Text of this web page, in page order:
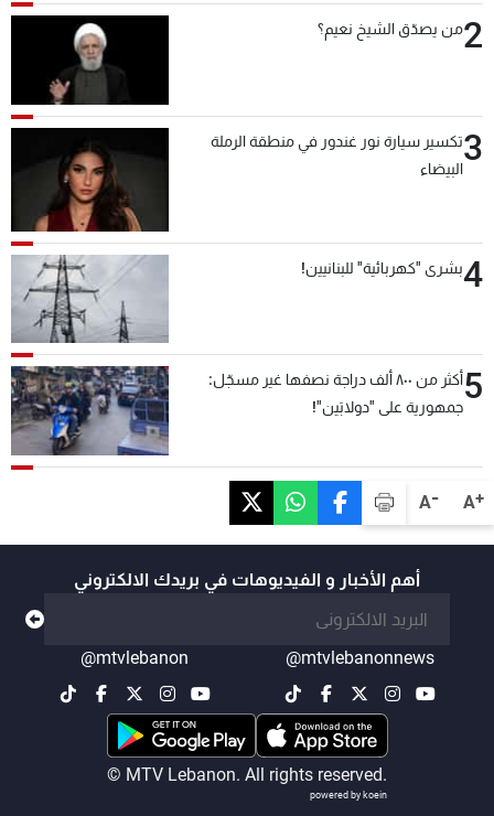
A+
A-
2من يصدّق الشيخ نعيم؟
3تكسير سيارة نور غندور في منطقة الرملة
البيضاء
4بشرى "كهربائية" للبنانيين!
5
أكثر من ٨٠٠ ألف دراجة نصفها غير مسجّل:
جمهورية على "دولابَين"!
أهم الأخبار و الفيديوهات في بريدك الالكتروني
@mtvlebanonnews
@mtvlebanon
© MTV Lebanon. All rights reserved.
powered by koein